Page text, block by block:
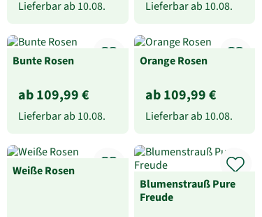
Lieferbar ab 10.08. Lieferbar ab 10.08.
Bunte Rosen
ab 109,99 €
Lieferbar ab 10.08.
Orange Rosen
ab 109,99 €
Lieferbar ab 10.08.
Weiße Rosen
Blumenstrauß Pure
Freude